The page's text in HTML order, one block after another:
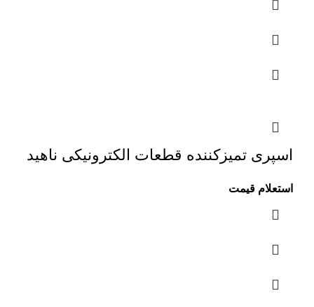
اسپری تمیزکننده قطعات الکترونیکی ناهید
استعلام قیمت